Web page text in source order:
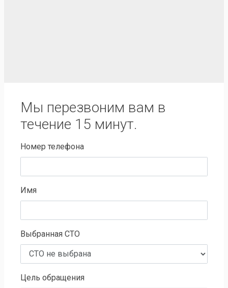
Мы перезвоним вам в
течение 15 минут.
Номер телефона
Имя
Выбранная СТО
Цель обращения